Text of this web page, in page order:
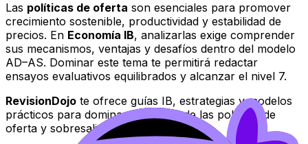
Las políticas de oferta son esenciales para promover
crecimiento sostenible, productividad y estabilidad de
precios. En Economía IB, analizarlas exige comprender
sus mecanismos, ventajas y desafíos dentro del modelo
AD–AS. Dominar este tema te permitirá redactar
ensayos evaluativos equilibrados y alcanzar el nivel 7.
RevisionDojo te ofrece guías IB, estrategias y modelos
prácticos para dominar el análisis de las políticas de
oferta y sobresalir en tus exámenes.